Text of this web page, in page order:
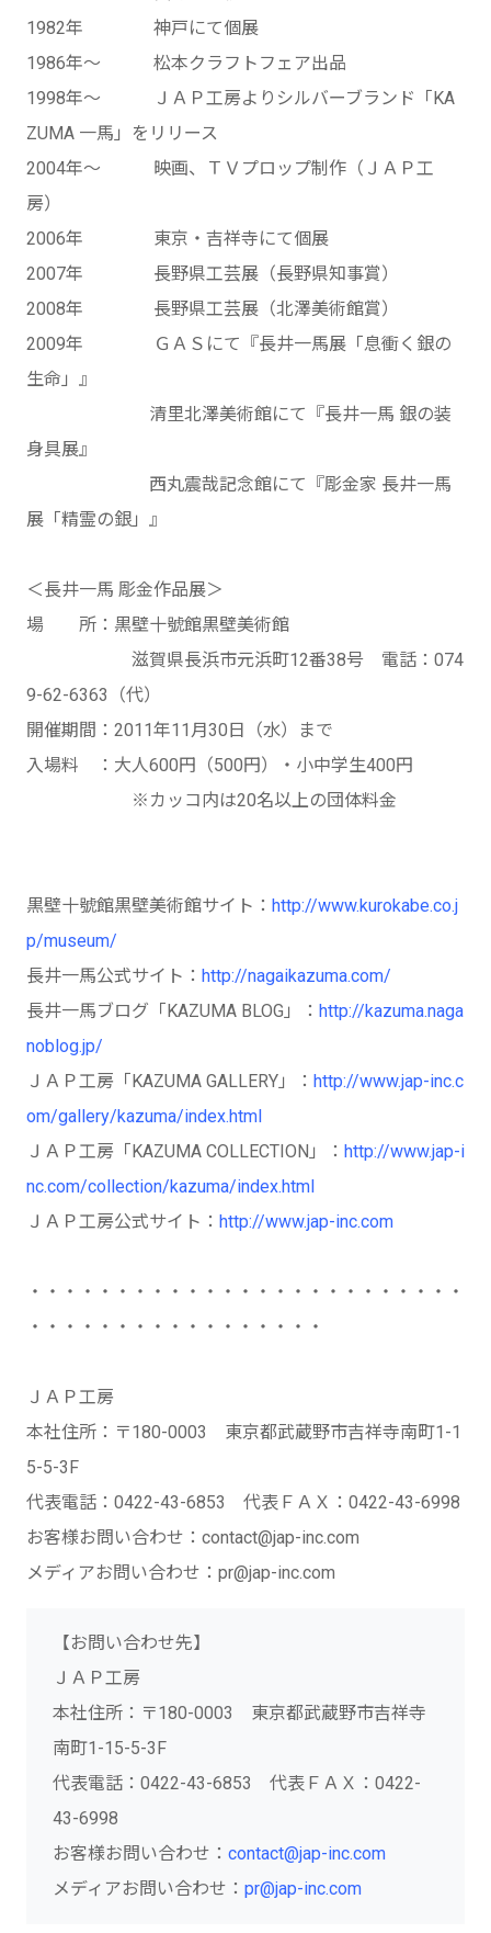
1982年 神戸にて個展
1986年〜 松本クラフトフェア出品
1998年〜 ＪＡＰ工房よりシルバーブランド「KA
ZUMA 一馬」をリリース
2004年〜 映画、ＴＶプロップ制作（ＪＡＰ工
房）
2006年 東京・吉祥寺にて個展
2007年 長野県工芸展（長野県知事賞）
2008年 長野県工芸展（北澤美術館賞）
2009年 ＧＡＳにて『長井一馬展「息衝く銀の
生命」』
清里北澤美術館にて『長井一馬 銀の装
身具展』
西丸震哉記念館にて『彫金家 長井一馬
展「精霊の銀」』
＜長井一馬 彫金作品展＞
場 所：黒壁十號館黒壁美術館
滋賀県長浜市元浜町12番38号 電話：074
9-62-6363（代）
開催期間：2011年11月30日（水）まで
入場料 ：大人600円（500円）・小中学生400円
※カッコ内は20名以上の団体料金
黒壁十號館黒壁美術館サイト： http://www.kurokabe.co.j
p/museum/
長井一馬公式サイト： http://nagaikazuma.com/
長井一馬ブログ「KAZUMA BLOG」： http://kazuma.naga
noblog.jp/
ＪＡＰ工房「KAZUMA GALLERY」： http://www.jap-inc.c
om/gallery/kazuma/index.html
ＪＡＰ工房「KAZUMA COLLECTION」： http://www.jap-i
nc.com/collection/kazuma/index.html
ＪＡＰ工房公式サイト： http://www.jap-inc.com
・・・・・・・・・・・・・・・・・・・・・・・・・
・・・・・・・・・・・・・・・・・
ＪＡＰ工房
本社住所：〒180-0003 東京都武蔵野市吉祥寺南町1-1
5-5-3F
代表電話：0422-43-6853 代表ＦＡＸ：0422-43-6998
お客様お問い合わせ：contact@jap-inc.com
メディアお問い合わせ：pr@jap-inc.com
【お問い合わせ先】
ＪＡＰ工房
本社住所：〒180-0003 東京都武蔵野市吉祥寺
南町1-15-5-3F
代表電話：0422-43-6853 代表ＦＡＸ：0422-
43-6998
お客様お問い合わせ： contact@jap-inc.com
メディアお問い合わせ： pr@jap-inc.com